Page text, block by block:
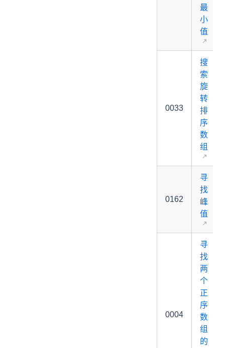
最
小
值
0033
搜
索
旋
转
排
序
数
组
0162
寻
找
峰
值
0004
寻
找
两
个
正
序
数
组
的